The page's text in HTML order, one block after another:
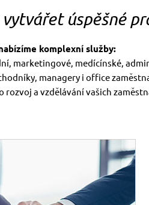
úspěšné
komplexní služby:
marketingové, medícínské,
managery i office
rozvoj a vzdělávání vašich